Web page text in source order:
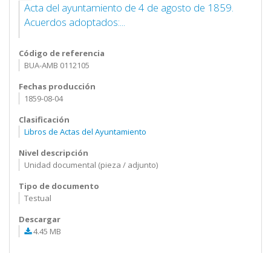
Acta del ayuntamiento de 4 de agosto de 1859.
Acuerdos adoptados:...
Código de referencia
BUA-AMB 0112105
Fechas producción
1859-08-04
Clasificación
Libros de Actas del Ayuntamiento
Nivel descripción
Unidad documental (pieza / adjunto)
Tipo de documento
Testual
Descargar
4.45 MB